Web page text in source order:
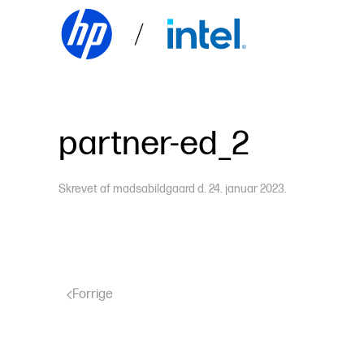
Skip to main content
partner-ed_2
Skrevet af madsabildgaard d. 24. januar 2023.
Forrige